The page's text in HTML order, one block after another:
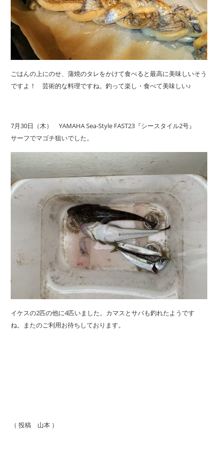
ごはんの上にのせ、蒲焼のタレをかけて食べると最高に美味しいそう
ですよ！ 芸術的な料理ですね。釣って楽し・食べて美味しい♪
7月30日（木） YAMAHA Sea-Style FAST23『シースタイル2号』
サーフでマゴチ狙いでした。
イケスの2匹の他に4匹いました。カマスとサバも釣れたようです
ね。またのご利用お待ちしております。
（ 投稿 山本 ）